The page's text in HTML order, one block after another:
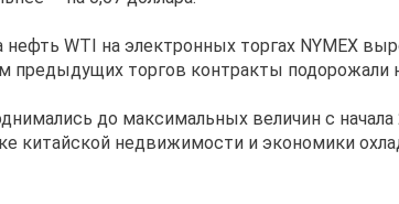
WTI на электронных торгах NYMEX
предыдущих торгов контракты подорожали
до максимальных величин с
китайской недвижимости и экономики